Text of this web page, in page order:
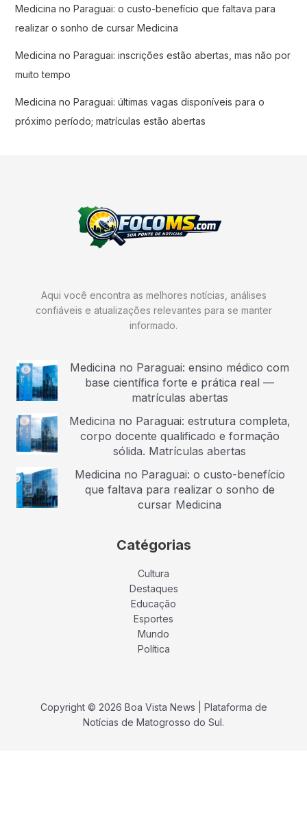
Medicina no Paraguai: o custo-benefício que faltava para
realizar o sonho de cursar Medicina
Medicina no Paraguai: inscrições estão abertas, mas não por
muito tempo
Medicina no Paraguai: últimas vagas disponíveis para o
próximo período; matrículas estão abertas
Aqui você encontra as melhores notícias, análises
confiáveis e atualizações relevantes para se manter
informado.
Medicina no Paraguai: ensino médico com
base científica forte e prática real —
matrículas abertas
Medicina no Paraguai: estrutura completa,
corpo docente qualificado e formação
sólida. Matrículas abertas
Medicina no Paraguai: o custo-benefício
que faltava para realizar o sonho de
cursar Medicina
Catégorias
Cultura
Destaques
Educação
Esportes
Mundo
Política
Copyright © 2026 Boa Vista News | Plataforma de
Notícias de Matogrosso do Sul.